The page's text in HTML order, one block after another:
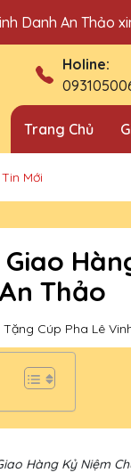
Danh An Thảo
uy tín tại Hà Nội!
Holine:
Trang Chủ
Tin Mới
Thảo
Cúp Pha Lê
Hàng Kỷ Niệm